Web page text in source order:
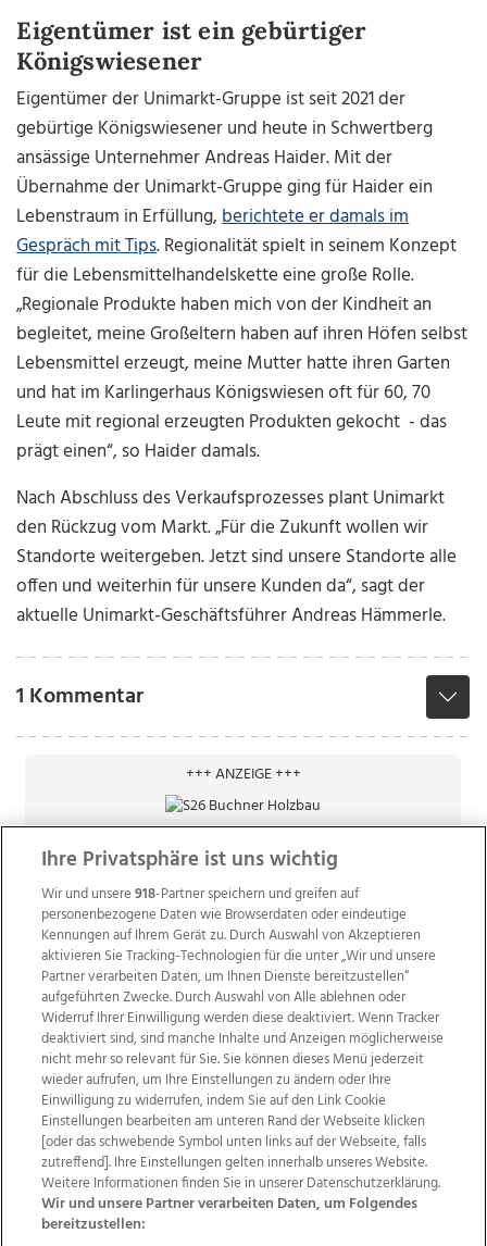
Eigentümer ist ein gebürtiger
Königswiesener
Eigentümer der Unimarkt-Gruppe ist seit 2021 der
gebürtige Königswiesener und heute in Schwertberg
ansässige Unternehmer Andreas Haider. Mit der
Übernahme der Unimarkt-Gruppe ging für Haider ein
Lebenstraum in Erfüllung,berichtete er damals im
Gespräch mit Tips. Regionalität spielt in seinem Konzept
für die Lebensmittelhandelskette eine große Rolle.
„Regionale Produkte haben mich von der Kindheit an
begleitet, meine Großeltern haben auf ihren Höfen selbst
Lebensmittel erzeugt, meine Mutter hatte ihren Garten
und hat im Karlingerhaus Königswiesen oft für 60, 70
Leute mit regional erzeugten Produkten gekocht - das
prägt einen“, so Haider damals.
Nach Abschluss des Verkaufsprozesses plant Unimarkt
den Rückzug vom Markt. „Für die Zukunft wollen wir
Standorte weitergeben. Jetzt sind unsere Standorte alle
offen und weiterhin für unsere Kunden da“, sagt der
aktuelle Unimarkt-Geschäftsführer Andreas Hämmerle.
1 Kommentar
+++ ANZEIGE +++
Wir über uns Mediadaten Kontakt
Jobs
Datenschutz
Impressum
AGB Anzeigekunden
AGB Website
Ehrenkodex Politische Werbung
Ihre Privatsphäre ist uns wichtig
Wir und unsere918-Partner speichern und greifen auf
personenbezogene Daten wie Browserdaten oder eindeutige
Kennungen auf Ihrem Gerät zu. Durch Auswahl von Akzeptieren
aktivieren Sie Tracking-Technologien für die unter „Wir und unsere
Partner verarbeiten Daten, um Ihnen Dienste bereitzustellen“
aufgeführten Zwecke. Durch Auswahl von Alle ablehnen oder
Widerruf Ihrer Einwilligung werden diese deaktiviert. Wenn Tracker
deaktiviert sind, sind manche Inhalte und Anzeigen möglicherweise
nicht mehr so relevant für Sie. Sie können dieses Menü jederzeit
wieder aufrufen, um Ihre Einstellungen zu ändern oder Ihre
Einwilligung zu widerrufen, indem Sie auf den Link Cookie
Einstellungen bearbeiten am unteren Rand der Webseite klicken
[oder das schwebende Symbol unten links auf der Webseite, falls
zutreffend]. Ihre Einstellungen gelten innerhalb unseres Website.
Weitere Informationen finden Sie in unserer Datenschutzerklärung.
Wir und unsere Partner verarbeiten Daten, um Folgendes
bereitzustellen: